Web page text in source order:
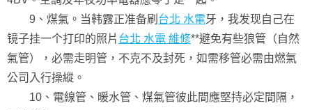
9、煤氣。当韩露正准备刷 台北 水電牙，我发现自己在
镜子挂一个打印的照片 台北 水電 維修**避免有些狼管（自然
氣管），必需走明管，不克不及封死，如需移管必需由燃氣
公司入行操縱。
10、電線管、暖水管、煤氣管彼此間應堅持必定間隔，